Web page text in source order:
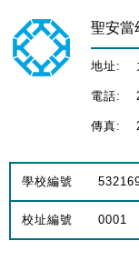
聖安當
地址:
電話:
傳真:
學校編號
校址編號 0001